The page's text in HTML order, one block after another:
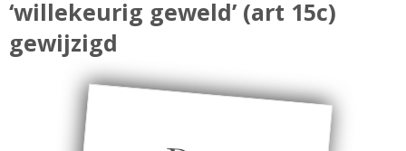
‘willekeurig geweld’ (art 15c)
gewijzigd